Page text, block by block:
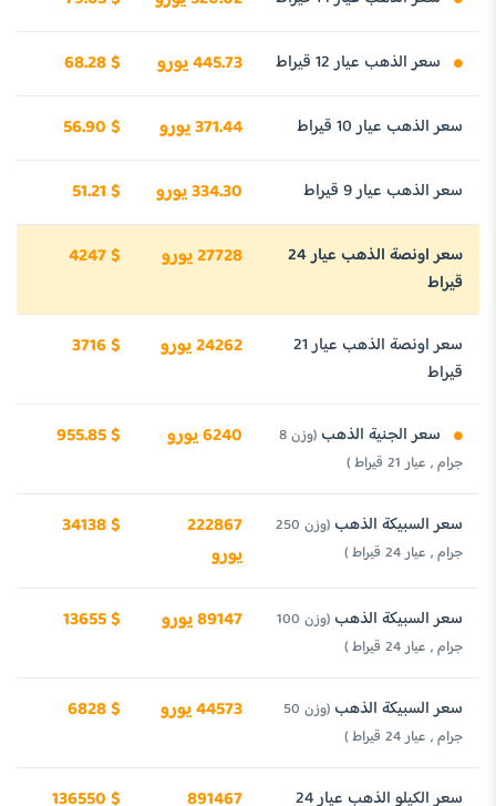
سعر الذهب عيار 12 قيراط 445.73 يورو 68.28 $
سعر الذهب عيار 10 قيراط 371.44 يورو 56.90 $
سعر الذهب عيار 9 قيراط 334.30 يورو 51.21 $
سعر اونصة الذهب عيار 24
قيراط
27728 يورو 4247 $
سعر اونصة الذهب عيار 21
قيراط
24262 يورو 3716 $
سعر الجنية الذهب
(وزن 8
جرام , عيار 21 قيراط )
6240 يورو 955.85 $
سعر السبيكة الذهب
(وزن 250
جرام , عيار 24 قيراط )
222867
يورو
34138 $
سعر السبيكة الذهب
(وزن 100
جرام , عيار 24 قيراط )
89147 يورو 13655 $
سعر السبيكة الذهب
(وزن 50
جرام , عيار 24 قيراط )
44573 يورو 6828 $
سعر الكيلو الذهب عيار 24
891467
136550 $